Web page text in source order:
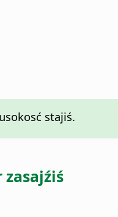
stajiś.